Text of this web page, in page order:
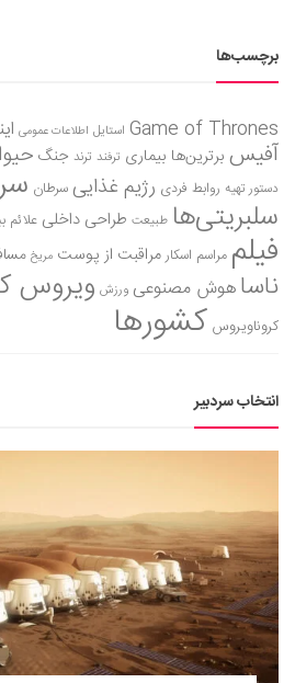
برچسب‌ها
Game of Thrones استایل اطلاعات عمومی
آفیس برترین‌ها بیماری ترفند ترند جنگ
دستور تهیه روابط فردی رژیم غذاییسرطان
سلبریتی‌ها طبیعت طراحی داخلی علائم
فیلم مراسم اسکارمراقبت از پوست مریخ
ناساهوش مصنوعی ورزش ویروس
کروناویروس کشورها
انتخاب سردبیر